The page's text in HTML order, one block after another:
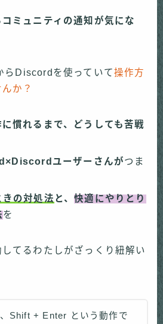
コミュニティの通知が気にな
らDiscordを使っていて操作方
か？
慣れるまで、どうしても苦戦
ユーザーさんがつま
きの対処法 と、快適にやりとり
を
てるわたしがざっくり紐解い
Shift + Enter という動作で